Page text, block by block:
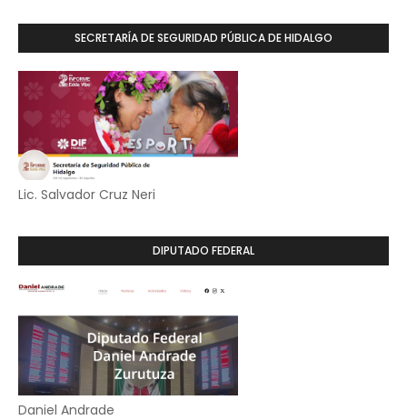
SECRETARÍA DE SEGURIDAD PÚBLICA DE HIDALGO
Lic. Salvador Cruz Neri
DIPUTADO FEDERAL
Daniel Andrade